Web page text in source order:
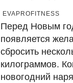
как сбросить
вреда
EVAPROFITNESS
Перед Новым
появляется
сбросить
килограммов.
новогодний